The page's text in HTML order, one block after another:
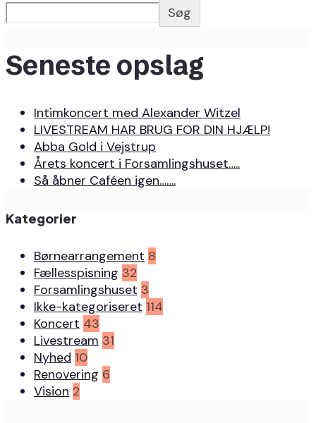
Søg
Seneste opslag
Intimkoncert med Alexander Witzel
LIVESTREAM HAR BRUG FOR DIN HJÆLP!
Abba Gold i Vejstrup
Årets koncert i Forsamlingshuset…..
Så åbner Caféen igen…….
Kategorier
Børnearrangement 8
Fællesspisning 32
Forsamlingshuset 3
Ikke-kategoriseret 114
Koncert 43
Livestream 31
Nyhed 10
Renovering 6
Vision 2